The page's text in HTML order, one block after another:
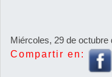
Miércoles, 29 de octubre
Compartir en: